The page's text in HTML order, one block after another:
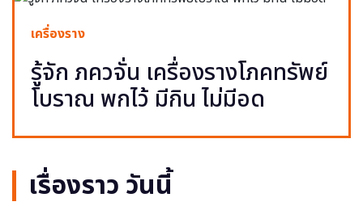
เครื่องราง
รู้จัก ภควจั่น เครื่องรางโภคทรัพย์
โบราณ พกไว้ มีกิน ไม่มีอด
เรื่องราว วันนี้